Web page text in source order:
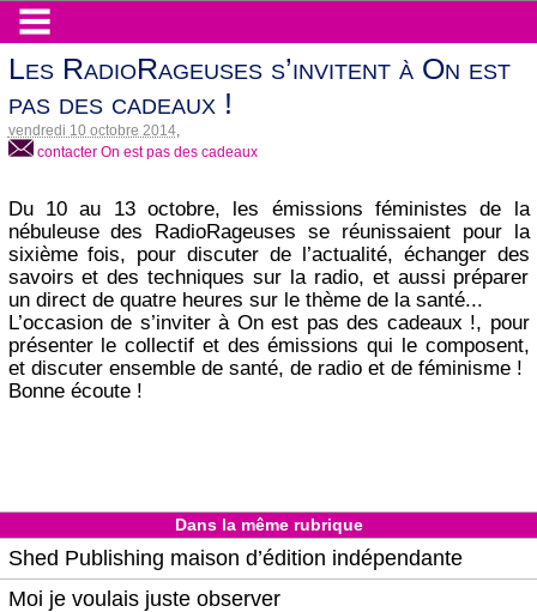
Les RadioRageuses s’invitent à On est
pas des cadeaux !
vendredi 10 octobre 2014,
contacter On est pas des cadeaux
Du 10 au 13 octobre, les émissions féministes de la
nébuleuse des RadioRageuses se réunissaient pour la
sixième fois, pour discuter de l’actualité, échanger des
savoirs et des techniques sur la radio, et aussi préparer
un direct de quatre heures sur le thème de la santé...
L’occasion de s’inviter à On est pas des cadeaux !, pour
présenter le collectif et des émissions qui le composent,
et discuter ensemble de santé, de radio et de féminisme !
Bonne écoute !
Dans la même rubrique
Shed Publishing maison d’édition indépendante
Moi je voulais juste observer